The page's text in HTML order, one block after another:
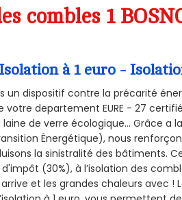
combles 1
à 1 euro -
un dispositif contre la précarité
votre departement EURE - 27
de verre écologique... Grâce a
Énergétique), nous
la sinistralité des bâtiments.
(30%), à l’isolation des
et les grandes chaleurs avec !